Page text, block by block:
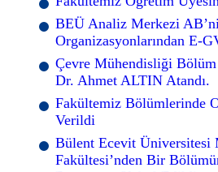
BEÜ Analiz Merkezi
Organizasyonlarından E-
Çevre Mühendisliği Bölüm
Dr. Ahmet ALTIN Atandı.
Fakültemiz Bölümlerinde
Verildi
Bülent Ecevit Üniversitesi
Fakültesi’nden Bir